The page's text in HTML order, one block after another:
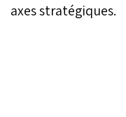
axes stratégiques.